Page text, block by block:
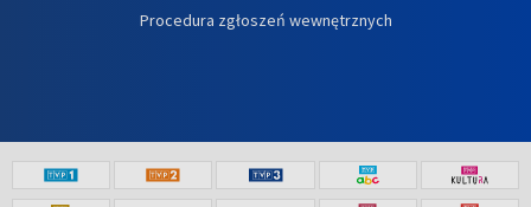
Procedura zgłoszeń wewnętrznych